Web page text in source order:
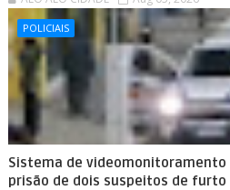
POLICIAIS
Sistema de
prisão de dois suspeitos de furto